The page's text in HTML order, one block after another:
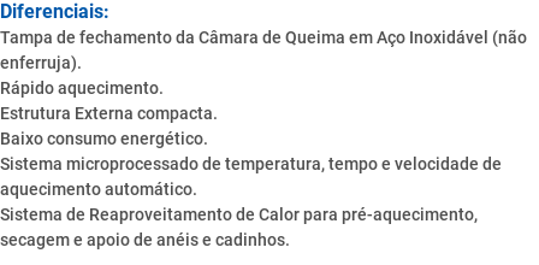
Diferenciais:
Tampa de fechamento da Câmara de Queima em Aço Inoxidável (não
enferruja).
Rápido aquecimento.
Estrutura Externa compacta.
Baixo consumo energético.
Sistema microprocessado de temperatura, tempo e velocidade de
aquecimento automático.
Sistema de Reaproveitamento de Calor para pré-aquecimento,
secagem e apoio de anéis e cadinhos.